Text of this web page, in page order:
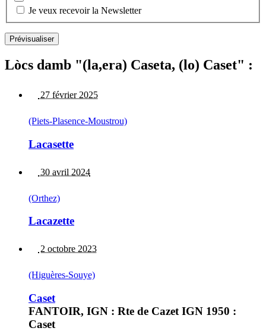
Je veux recevoir la Newsletter
Lòcs damb "(la,era) Caseta, (lo) Caset" :
27 février 2025
(Piets-Plasence-Moustrou)
Lacasette
30 avril 2024
(Orthez)
Lacazette
2 octobre 2023
(Higuères-Souye)
Caset
FANTOIR, IGN : Rte de Cazet IGN 1950 :
Caset